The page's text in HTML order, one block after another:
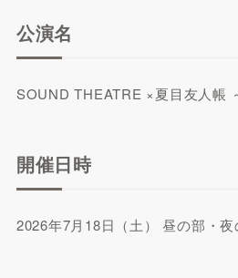
公演名
SOUND THEATRE ×夏目友人帳
開催日時
2026年7月18日（土） 昼の部・夜